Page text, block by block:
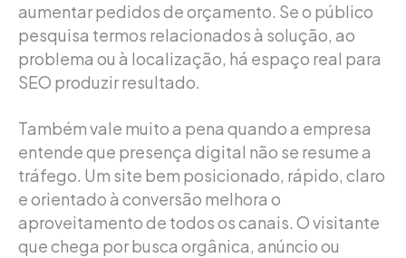
aumentar pedidos de orçamento. Se o público
pesquisa termos relacionados à solução, ao
problema ou à localização, há espaço real para
SEO produzir resultado.
Também vale muito a pena quando a empresa
entende que presença digital não se resume a
tráfego. Um site bem posicionado, rápido, claro
e orientado à conversão melhora o
aproveitamento de todos os canais. O visitante
que chega por busca orgânica, anúncio ou